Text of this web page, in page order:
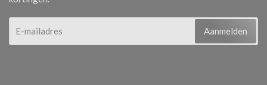
Aanmelden